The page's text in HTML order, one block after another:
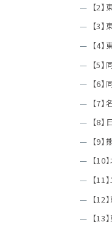
【2
【3
【4
【5
【6
【7
【8
【9
【10
【11
【12
【13